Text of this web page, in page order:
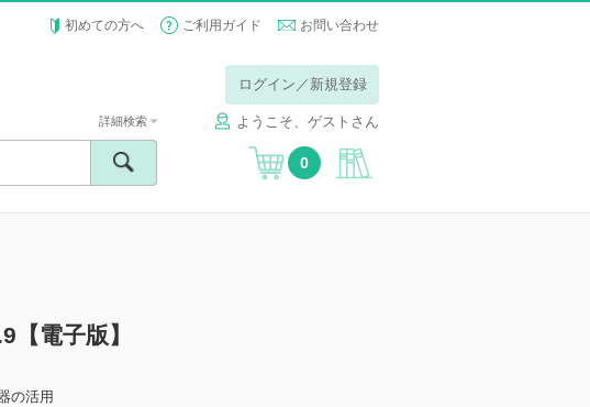
初めての方へ ご利用ガイド お問い合わせ
ログイン／新規登録
ようこそ、ゲストさん
詳細検索
0
電子版】
の活用